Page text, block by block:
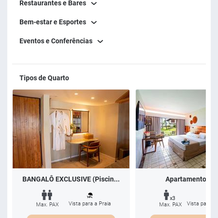
corporais, banhos aromáticos e massagens relaxantes.
Reconhecido pelo TripAdvisor como o 1º resort em Porto de
Restaurantes e Bares
Bem-estar e Esportes
Eventos e Conferências
Tipos de Quarto
BANGALÔ EXCLUSIVE (Piscin...
Max. PAX Vista para a Praia
Apartamento
x3
Max. PAX
Vista para a